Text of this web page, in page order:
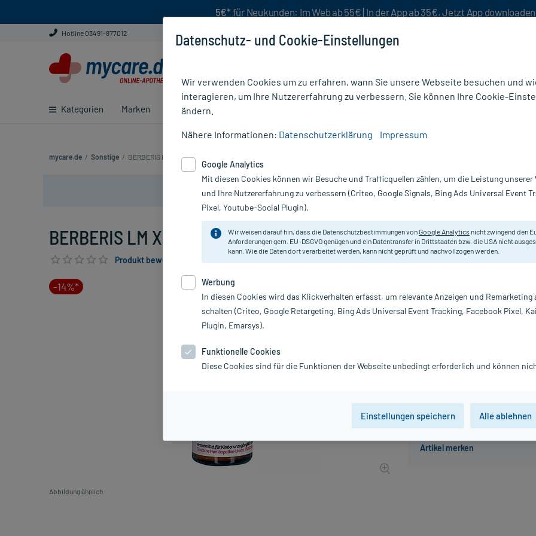
5€* für Neukunden: Im Web ab 55€ | In der App ab 35€. Jetzt App downloaden
Hotline 03491-877012
Kategorien Marken Ratgeber
mycare.de / Sonstige / BERBERIS LM XII
Nur für kurze Zeit:Gratis-Versand* ab 19€ Mindestbestellwert!
BERBERIS LM XII, 5 g
Produkt bewerten & PlusHerzen sichern
-14%*
Abbildung ähnlich
Der Artikel ist momentan
Beratung für
Homöopathisches Arzneimittel.
Darreichung:
Hersteller:
Datenschutz- und Cookie-Einstellungen
Wir verwenden Cookies um zu erfahren, wann Sie unsere Webseite besuchen und
interagieren, um Ihre Nutzererfahrung zu verbessern. Sie können Ihre Cookie-
ändern.
Nähere Informationen: Datenschutzerklärung Impressum
Google Analytics
Mit diesen Cookies können wir Besuche und Trafficquellen zählen, um die Leistung unserer
und Ihre Nutzererfahrung zu verbessern (Criteo, Google Signals, Bing Ads Universal Event
Pixel, Youtube-Social Plugin).
Wir weisen darauf hin, dass die Datenschutzbestimmungen vonGoogle Analytics nicht zwingend den
Anforderungen gem. EU-DSGVO genügen und ein Datentransfer in Drittstaaten bzw. die USA nicht
kann. Wie die Daten dort verarbeitet werden, kann nicht geprüft und nachvollzogen werden.
Werbung
In diesen Cookies wird das Klickverhalten erfasst, um relevante Anzeigen und Remarketing
schalten (Criteo, Google Retargeting, Bing Ads Universal Event Tracking, Facebook Pixel,
Plugin, Emarsys).
Funktionelle Cookies
Diese Cookies sind für die Funktionen der Webseite unbedingt erforderlich und können
Einstellungen speichern Alle ablehnen